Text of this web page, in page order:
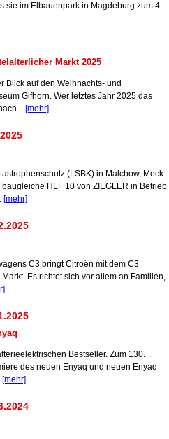
sie im Elbauenpark in Magdeburg zum 4.
Markt 2025
Blick auf den Weihnachts- und
Gifhorn. Wer letztes Jahr 2025 das
[mehr]
(LSBK) in Malchow, Meck-
HLF 10 von ZIEGLER in Betrieb
[mehr]
C3 bringt Citroën mit dem C3
Es richtet sich vor allem an Familien,
Bestseller. Zum 130.
des neuen Enyaq und neuen Enyaq
[mehr]